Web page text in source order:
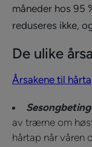
måneder hos 95
reduseres ikke,
De ulike
Årsakene til
av trærne om
hårtap når våren